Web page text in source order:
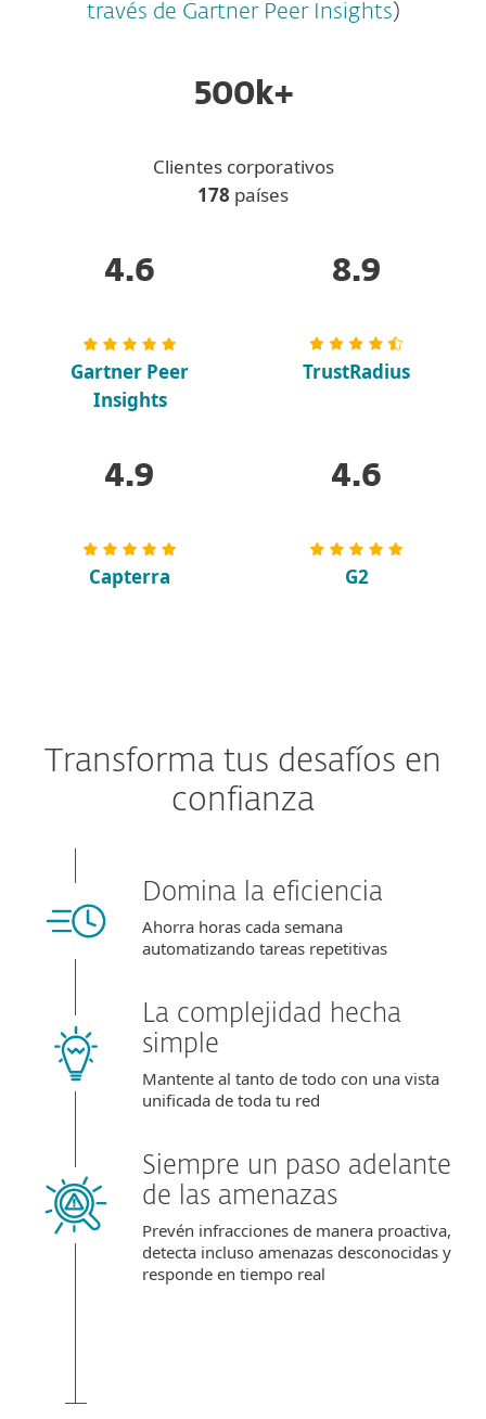
través de Gartner Peer Insights )
500k+
Clientes corporativos
178 países
4.6
Gartner Peer
Insights
8.9
TrustRadius
4.9
Capterra
4.6
G2
Transforma tus desafíos en
confianza
Domina la eficiencia
Ahorra horas cada semana
automatizando tareas repetitivas
La complejidad hecha
simple
Mantente al tanto de todo con una vista
unificada de toda tu red
Siempre un paso adelante
de las amenazas
Prevén infracciones de manera proactiva,
detecta incluso amenazas desconocidas y
responde en tiempo real